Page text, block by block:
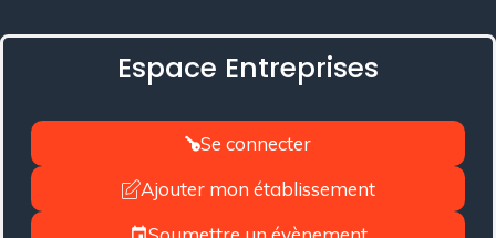
Espace Entreprises
Se connecter
Ajouter mon établissement